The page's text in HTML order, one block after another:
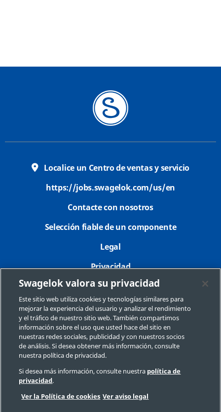
Localice un Centro de ventas y servicio
https://jobs.swagelok.com/us/en
Contacte con nosotros
Selección fiable de un componente
Legal
Privacidad
Imprimir
Mapa del sitio
Preferencias de cookies
No Vender o Compartir Mi Información Personal
Copyright 2026 Swagelok Company. Todos los derechos reservados.
Swagelok valora su privacidad
Este sitio web utiliza cookies y tecnologías similares para
mejorar la experiencia del usuario y analizar el rendimiento
y el tráfico de nuestro sitio web. También compartimos
información sobre el uso que usted hace del sitio en
nuestras redes sociales, publicidad y con nuestros socios
de análisis. Si desea obtener más información, consulte
nuestra política de privacidad.
Si desea más información, consulte nuestra política de
privacidad.
Ver la Política de cookies Ver aviso legal